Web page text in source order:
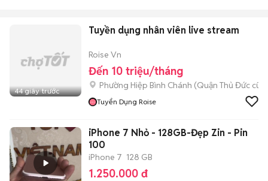
44 giây trước
Tuyền dụng nhân viên live stream
Roise Vn
Đến 10 triệu/tháng
Phường Hiệp Bình Chánh (Quận Thủ Đức cũ)
Tuyển Dụng Roise
iPhone 7 Nhỏ - 128GB-Đẹp Zin - Pin
100
iPhone 7 128 GB
1.250.000 đ